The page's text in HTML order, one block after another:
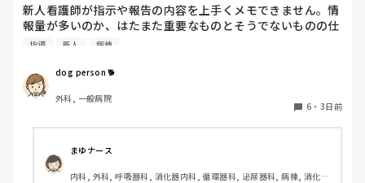
新人看護師が指示や報告の内容を上手くメモできません。情
報量が多いのか、はたまた重要なものとそうでないものの仕
分けができないのか…  肝心な事柄を逃してしまいます。何
示・報告するよう皆で努力しています。
指導 新人 病棟
dog person 🐕
外科, 一般病院
6 ・ 3日前
まゆナース
内科, 外科, 呼吸器科, 消化器内科, 循環器科, 泌尿器科, 病棟, 消化器